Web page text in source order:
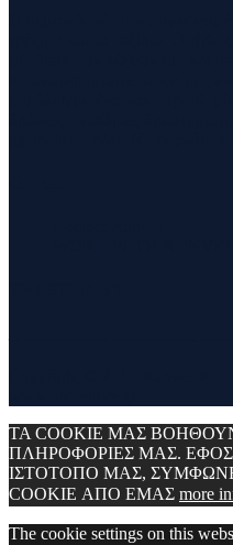
ΤΑ COOKIE ΜΑΣ
ΠΛΗΡΟΦΟΡΙΕΣ ΜΑΣ.
ΙΣΤΟΤΟΠΟ ΜΑΣ,
COOKIE ΑΠΟ ΕΜΑΣ more
The cookie settings on this